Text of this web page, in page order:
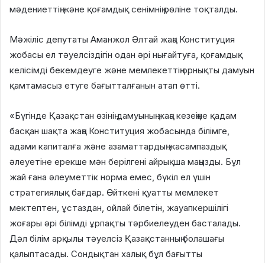
мәдениеттің және қоғамдық сенімнің рөліне тоқталды.
Мәжіліс депутаты Аманжол Әлтай жаңа Конституция
жобасы ел тәуелсіздігін одан әрі нығайтуға, қоғамдық
келісімді бекемдеуге және мемлекеттің орнықты дамуын
қамтамасыз етуге бағытталғанын атап өтті.
«Бүгінде Қазақстан өзінің дамуының жаңа кезеңіне қадам
басқан шақта жаңа Конституция жобасында білімге,
адами капиталға және азаматтардың жасампаздық
әлеуетіне ерекше мән берілгені айрықша маңызды. Бұл
жай ғана әлеуметтік норма емес, бүкіл ел үшін
стратегиялық бағдар. Өйткені қуатты мемлекет
мектептен, ұстаздан, ойлай білетін, жауапкершілігі
жоғары әрі білімді ұрпақты тәрбиелеуден басталады.
Дәл білім арқылы тәуелсіз Қазақстанның болашағы
қалыптасады. Сондықтан халық бұл бағытты